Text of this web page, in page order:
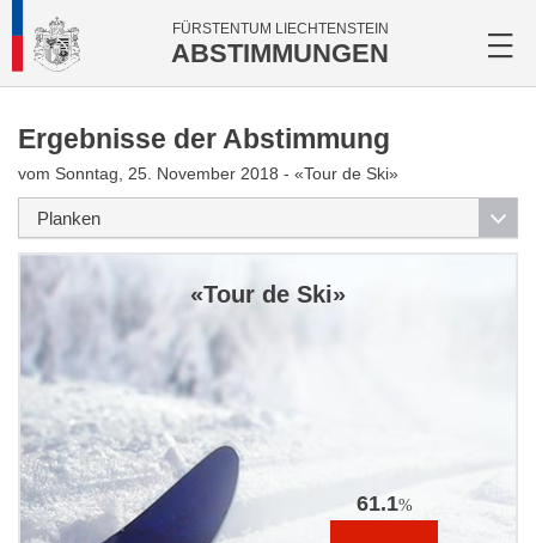
FÜRSTENTUM LIECHTENSTEIN
ABSTIMMUNGEN
Ergebnisse der Abstimmung
vom Sonntag, 25. November 2018 - «Tour de Ski»
«Tour de Ski»
61.1%